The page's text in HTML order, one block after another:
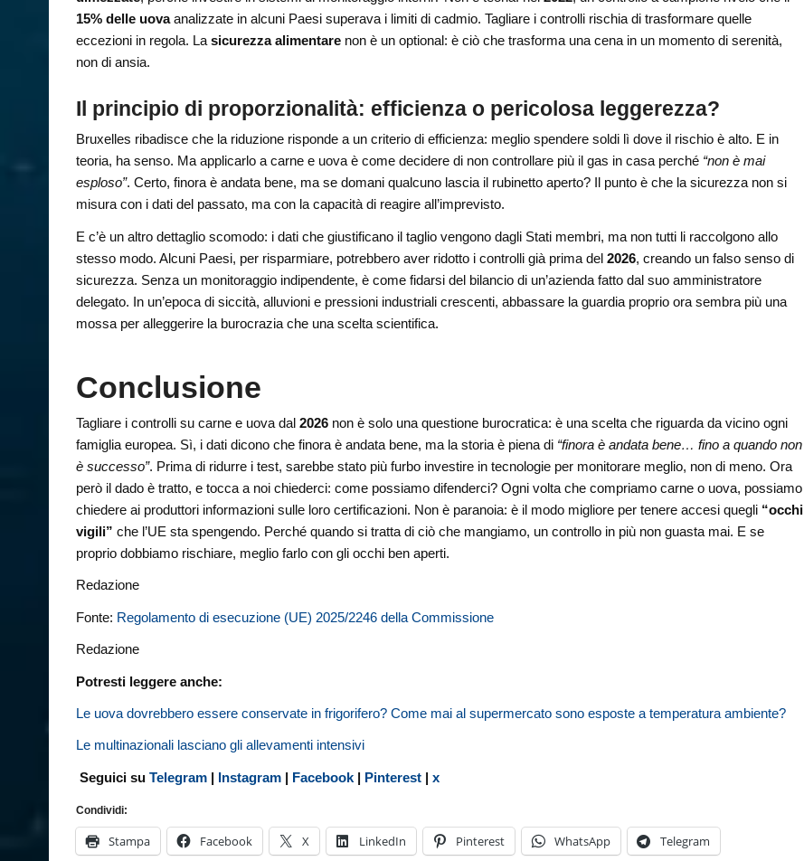
15% delle uovaanalizzate in alcuni Paesi superava i limiti di cadmio. Tagliare i controlli rischia di trasformare quelle
eccezioni in regola. Lasicurezza alimentare non è un optional: è ciò che trasforma una cena in un momento di serenità,
non di ansia.
Il principio di proporzionalità: efficienza o pericolosa leggerezza?
Bruxelles ribadisce che la riduzione risponde a un criterio di efficienza: meglio spendere soldi lì dove il rischio è alto. E in
teoria, ha senso. Ma applicarlo a carne e uova è come decidere di non controllare più il gas in casa perché “non è mai
esploso”. Certo, finora è andata bene, ma se domani qualcuno lascia il rubinetto aperto? Il punto è che la sicurezza non si
misura con i dati del passato, ma con la capacità di reagire all’imprevisto.
E c’è un altro dettaglio scomodo: i dati che giustificano il taglio vengono dagli Stati membri, ma non tutti li raccolgono allo
stesso modo. Alcuni Paesi, per risparmiare, potrebbero aver ridotto i controlli già prima del2026, creando un falso senso di
sicurezza. Senza un monitoraggio indipendente, è come fidarsi del bilancio di un’azienda fatto dal suo amministratore
delegato. In un’epoca di siccità, alluvioni e pressioni industriali crescenti, abbassare la guardia proprio ora sembra più una
mossa per alleggerire la burocrazia che una scelta scientifica.
Conclusione
Tagliare i controlli su carne e uova dal2026 non è solo una questione burocratica: è una scelta che riguarda da vicino ogni
famiglia europea. Sì, i dati dicono che finora è andata bene, ma la storia è piena di “finora è andata bene… fino a quando non
è successo”. Prima di ridurre i test, sarebbe stato più furbo investire in tecnologie per monitorare meglio, non di meno. Ora
però il dado è tratto, e tocca a noi chiederci: come possiamo difenderci? Ogni volta che compriamo carne o uova, possiamo
chiedere ai produttori informazioni sulle loro certificazioni. Non è paranoia: è il modo migliore per tenere accesi quegli “occhi
vigili” che l’UE sta spengendo. Perché quando si tratta di ciò che mangiamo, un controllo in più non guasta mai. E se
proprio dobbiamo rischiare, meglio farlo con gli occhi ben aperti.
Redazione
Fonte: Regolamento di esecuzione (UE) 2025/2246 della Commissione
Redazione
Potresti leggere anche:
Le uova dovrebbero essere conservate in frigorifero? Come mai al supermercato sono esposte a temperatura ambiente?
Le multinazionali lasciano gli allevamenti intensivi
Seguici suTelegram | Instagram | Facebook | Pinterest |x
Condividi:
Stampa Facebook X LinkedIn Pinterest WhatsApp Telegram